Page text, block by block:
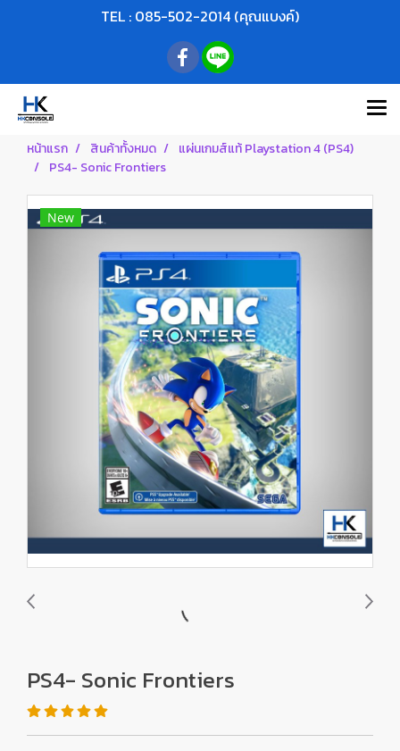
TEL : 085-502-2014 (คุณแบงค์)
หน้าแรก สินค้าทั้งหมด
แผ่นเกมส์แท้ Playstation 4 (PS4)
PS4- Sonic Frontiers
New
PS4- Sonic Frontiers